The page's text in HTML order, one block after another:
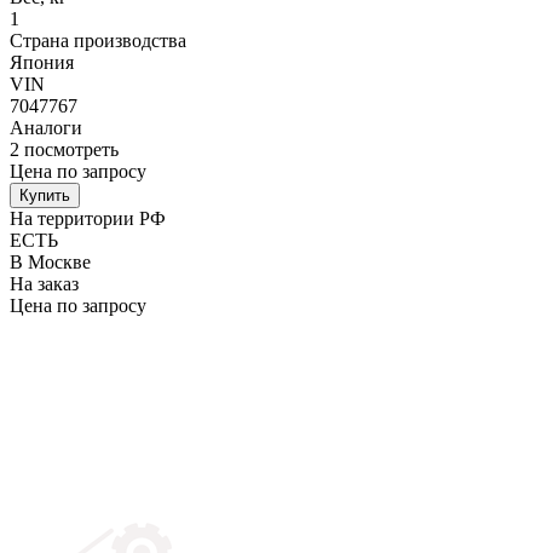
1
Страна производства
Япония
VIN
7047767
Аналоги
2 посмотреть
Цена по запросу
Купить
На территории РФ
ЕСТЬ
В Москве
На заказ
Цена по запросу